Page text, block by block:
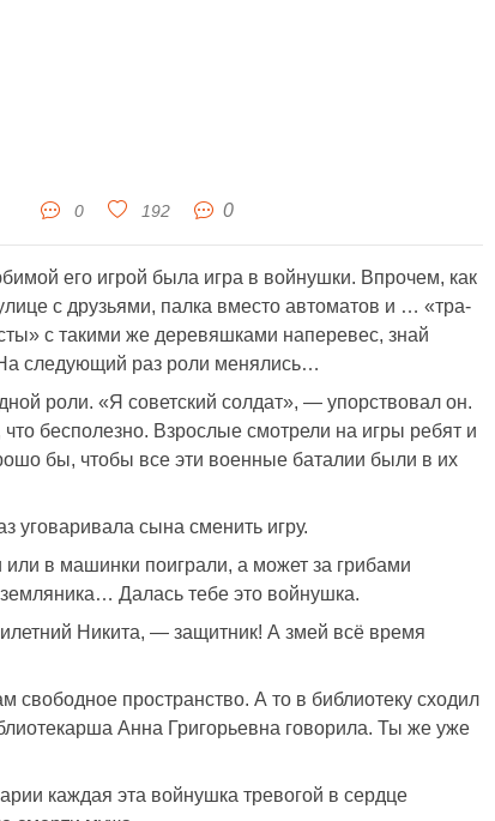
0 192 0
его игрой была игра в войнушки. Впрочем, как
с друзьями, палка вместо автоматов и … «тра-
с такими же деревяшками наперевес, знай
следующий раз роли менялись…
роли. «Я советский солдат», — упорствовал он.
бесполезно. Взрослые смотрели на игры ребят и
бы, чтобы все эти военные баталии были в их
сына сменить игру.
в машинки поиграли, а может за грибами
Далась тебе это войнушка.
Никита, — защитник! А змей всё время
свободное пространство. А то в библиотеку сходил
Анна Григорьевна говорила. Ты же уже
каждая эта войнушка тревогой в сердце